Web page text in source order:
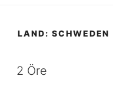
LAND: SCHWEDEN
2 Öre